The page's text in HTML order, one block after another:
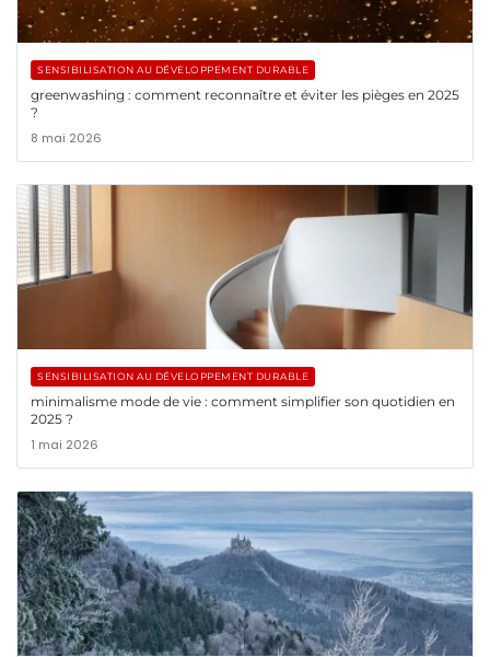
SENSIBILISATION AU DÉVELOPPEMENT DURABLE
greenwashing : comment reconnaître et éviter les pièges en 2025
?
8 mai 2026
SENSIBILISATION AU DÉVELOPPEMENT DURABLE
minimalisme mode de vie : comment simplifier son quotidien en
2025 ?
1 mai 2026